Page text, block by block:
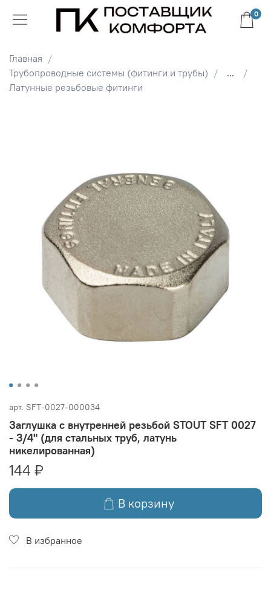
0
Главная
Трубопроводные системы (фитинги и трубы)
...
Латунные резьбовые фитинги
арт. SFT-0027-000034
Заглушка с внутренней резьбой STOUT SFT 0027
- 3/4" (для стальных труб, латунь
никелированная)
144 ₽
В корзину
В избранное